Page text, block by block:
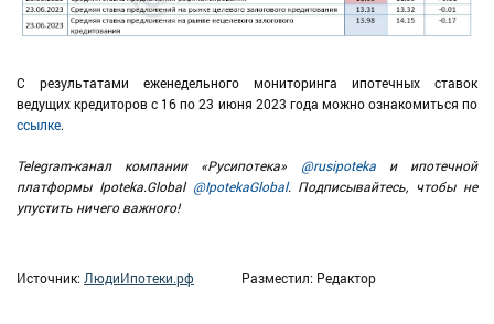
C результатами еженедельного мониторинга ипотечных ставок
ведущих кредиторов с 16 по 23 июня 2023 года можно ознакомиться по
ссылке.
Telegram-канал компании «Русипотека» @rusipotekaи ипотечной
платформы Ipoteka.Global @IpotekaGlobal. Подписывайтесь, чтобы не
упустить ничего важного!
Источник: ЛюдиИпотеки.рф Разместил: Редактор